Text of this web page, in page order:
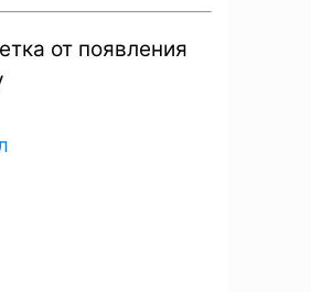
от появления